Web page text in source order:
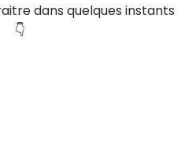
dans quelques instants
👇